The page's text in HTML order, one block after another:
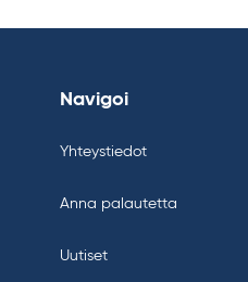
Navigoi
Yhteystiedot
Anna palautetta
Uutiset